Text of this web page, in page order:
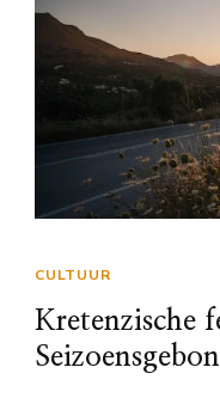
CULTUUR
Kretenzische